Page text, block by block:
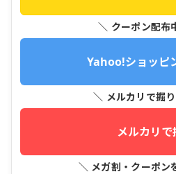
＼ クーポン配布
Yahoo!ショッピ
＼ メルカリで掘
メルカリで
＼ メガ割・クーポン